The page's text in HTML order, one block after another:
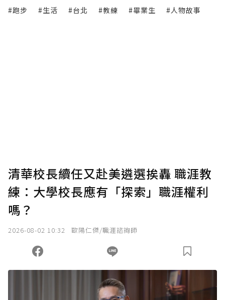
#跑步 #生活 #台北 #教練 #畢業生 #人物故事
清華校長續任又赴美遴選挨轟 職涯教
練：大學校長應有「探索」職涯權利
嗎？
2026-08-02 10:32 歐陽仁傑/職涯諮詢師